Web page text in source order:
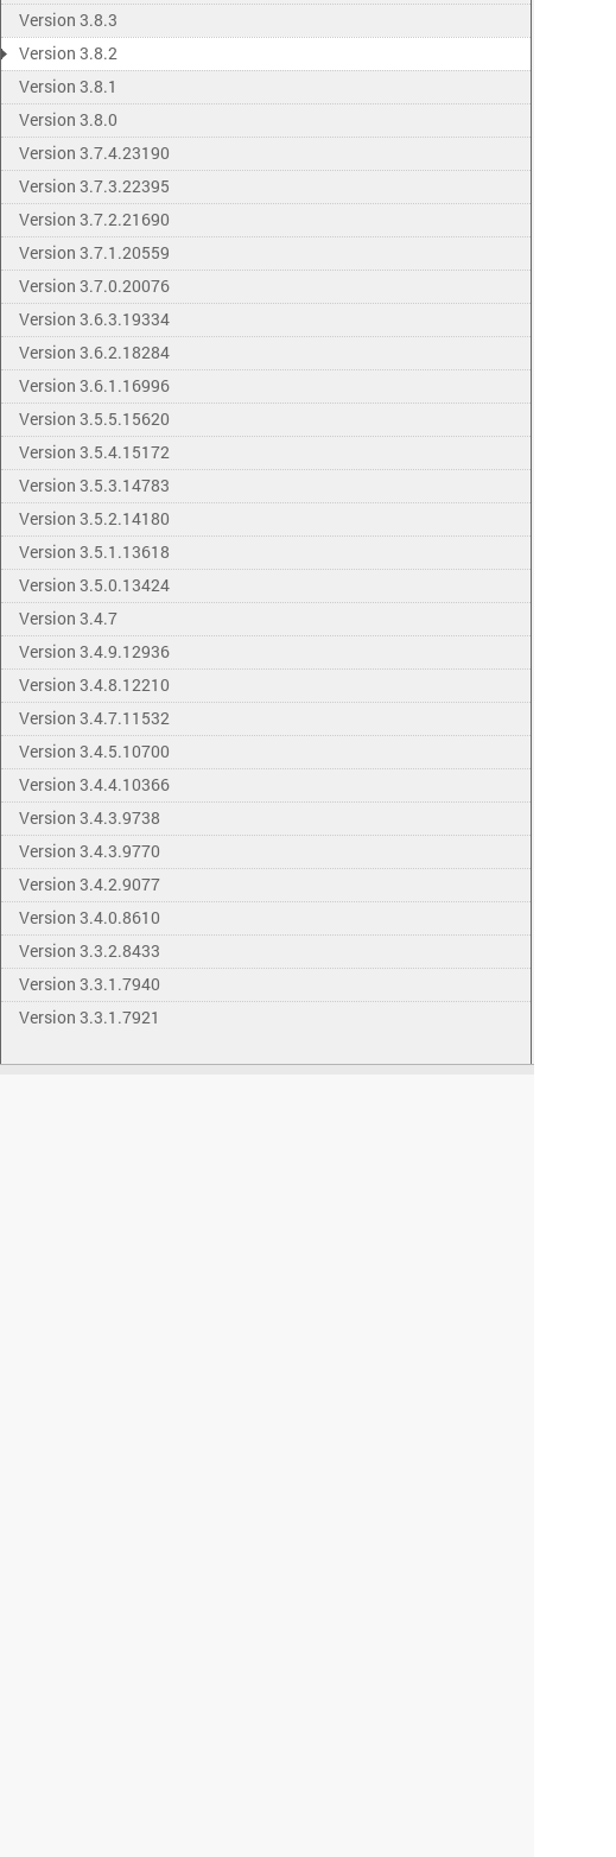
Version 3.8.3
Version 3.8.2
Version 3.8.1
Version 3.8.0
Version 3.7.4.23190
Version 3.7.3.22395
Version 3.7.2.21690
Version 3.7.1.20559
Version 3.7.0.20076
Version 3.6.3.19334
Version 3.6.2.18284
Version 3.6.1.16996
Version 3.5.5.15620
Version 3.5.4.15172
Version 3.5.3.14783
Version 3.5.2.14180
Version 3.5.1.13618
Version 3.5.0.13424
Version 3.4.7
Version 3.4.9.12936
Version 3.4.8.12210
Version 3.4.7.11532
Version 3.4.5.10700
Version 3.4.4.10366
Version 3.4.3.9738
Version 3.4.3.9770
Version 3.4.2.9077
Version 3.4.0.8610
Version 3.3.2.8433
Version 3.3.1.7940
Version 3.3.1.7921